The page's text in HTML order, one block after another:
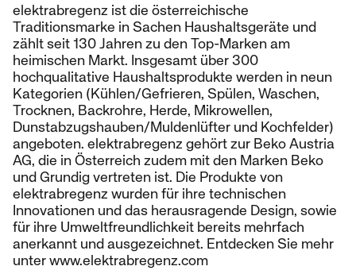
elektrabregenz ist die österreichische
Traditionsmarke in Sachen Haushaltsgeräte und
zählt seit 130 Jahren zu den Top-Marken am
heimischen Markt. Insgesamt über 300
hochqualitative Haushaltsprodukte werden in neun
Kategorien (Kühlen/Gefrieren, Spülen, Waschen,
Trocknen, Backrohre, Herde, Mikrowellen,
Dunstabzugshauben/Muldenlüfter und Kochfelder)
angeboten. elektrabregenz gehört zur Beko Austria
AG, die in Österreich zudem mit den Marken Beko
und Grundig vertreten ist. Die Produkte von
elektrabregenz wurden für ihre technischen
Innovationen und das herausragende Design, sowie
für ihre Umweltfreundlichkeit bereits mehrfach
anerkannt und ausgezeichnet. Entdecken Sie mehr
unter www.elektrabregenz.com